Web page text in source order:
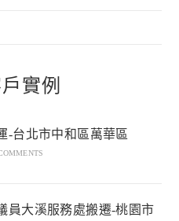
實例
-台北市中和區萬華區
員大溪服務處搬遷-桃園市